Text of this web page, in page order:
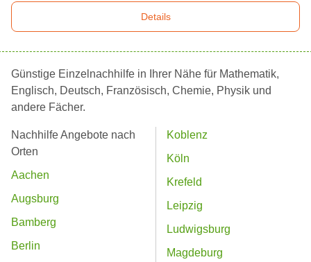
Details
Günstige Einzelnachhilfe in Ihrer Nähe für Mathematik,
Englisch, Deutsch, Französisch, Chemie, Physik und
andere Fächer.
Nachhilfe Angebote nach
Orten
Aachen
Augsburg
Bamberg
Berlin
Koblenz
Köln
Krefeld
Leipzig
Ludwigsburg
Magdeburg